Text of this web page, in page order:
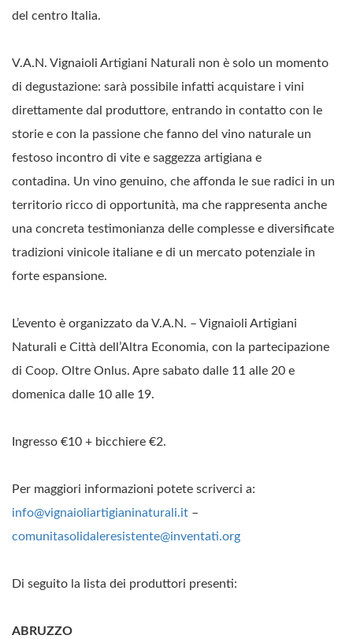
del centro Italia.
V.A.N. Vignaioli Artigiani Naturali non è solo un momento
di degustazione: sarà possibile infatti acquistare i vini
direttamente dal produttore, entrando in contatto con le
storie e con la passione che fanno del vino naturale un
festoso incontro di vite e saggezza artigiana e
contadina. Un vino genuino, che affonda le sue radici in un
territorio ricco di opportunità, ma che rappresenta anche
una concreta testimonianza delle complesse e diversificate
tradizioni vinicole italiane e di un mercato potenziale in
forte espansione.
L’evento è organizzato da V.A.N. – Vignaioli Artigiani
Naturali e Città dell’Altra Economia, con la partecipazione
di Coop. Oltre Onlus. Apre sabato dalle 11 alle 20 e
domenica dalle 10 alle 19.
Ingresso €10 + bicchiere €2.
Per maggiori informazioni potete scriverci a:
info@vignaioliartigianinaturali.it –
comunitasolidaleresistente@inventati.org
Di seguito la lista dei produttori presenti:
ABRUZZO